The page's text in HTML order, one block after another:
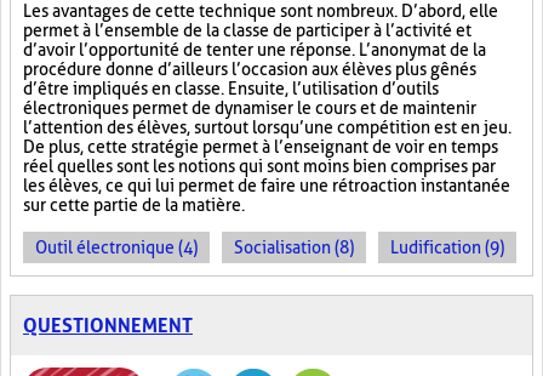
Les avantages de cette technique sont nombreux. D’abord, elle
permet à l’ensemble de la classe de participer à l’activité et
d’avoir l’opportunité de tenter une réponse. L’anonymat de la
procédure donne d’ailleurs l’occasion aux élèves plus gênés
d’être impliqués en classe. Ensuite, l’utilisation d’outils
électroniques permet de dynamiser le cours et de maintenir
l’attention des élèves, surtout lorsqu’une compétition est en jeu.
De plus, cette stratégie permet à l’enseignant de voir en temps
réel quelles sont les notions qui sont moins bien comprises par
les élèves, ce qui lui permet de faire une rétroaction instantanée
sur cette partie de la matière.
Outil électronique (4) Socialisation (8) Ludification (9)
QUESTIONNEMENT